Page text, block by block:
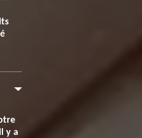
y a